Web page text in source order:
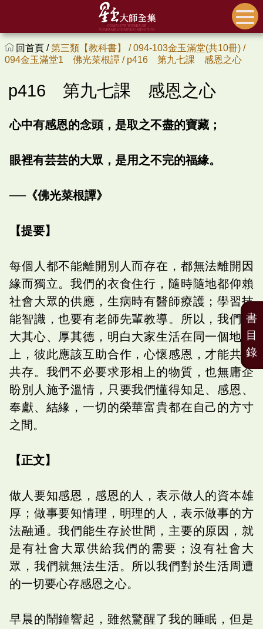
回首頁 /第三類【教科書】 /094-103金玉滿堂(共10冊) /
094金玉滿堂1 佛光菜根譚 / p416 第九七課 感恩之心
p416 第九七課 感恩之心
心中有感恩的念頭，是取之不盡的寶藏；
眼裡有芸芸的大眾，是用之不完的福緣。
──《佛光菜根譚》
【提要】
每個人都不能離開別人而存在，都無法離開因
緣而獨立。我們的衣食住行，隨時隨地都仰賴
社會大眾的供應，生病時有醫師療護；學習技
能智識，也要有老師先輩教導。所以，我們要
大其心、厚其德，明白大家生活在同一個地球
上，彼此應該互助合作，心懷感恩，才能共生
共存。我們不必要求形相上的物質，也無庸企
盼別人施予溫情，只要我們懂得知足、感恩、
奉獻、結緣，一切的榮華富貴都在自己的方寸
之間。
【正文】
做人要知感恩，感恩的人，表示做人的資本雄
厚；做事要知情理，明理的人，表示做事的方
法融通。我們能生存於世間，主要的原因，就
是有社會大眾供給我們的需要；沒有社會大
眾，我們就無法生活。所以我們對於生活周遭
的一切要心存感恩之心。
早晨的鬧鐘響起，雖然驚醒了我的睡眠，但是
書
目
錄